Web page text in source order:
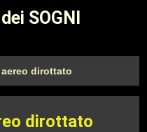
SOGNI
dirottato
dirottato